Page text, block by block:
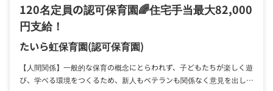
120名定員の認可保育園🌈住宅手当最大82,000
円支給！
たいら虹保育園(認可保育園)
【人間関係】一般的な保育の概念にとらわれず、子どもたちが楽しく遊
び、学べる環境をつくるため、新人もベテランも関係なく意見を出し合